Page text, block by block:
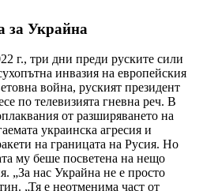
за Украйна
г., три дни преди руските сили
инвазия на европейския
война, руският президент
по телевизията гневна реч. В
от разширяването на
украинска агресия и
на границата на Русия. Но
му беше посветена на нещо
„За нас Украйна не е просто
„Тя е неотменима част от